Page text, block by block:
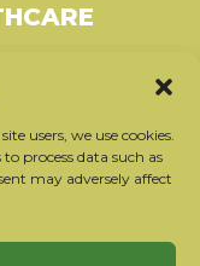
users, we use cookies.
process data such as
may adversely affect